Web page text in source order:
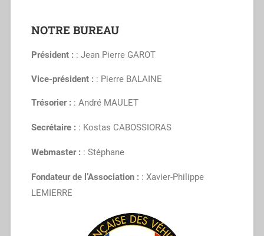
NOTRE BUREAU
Président :: Jean Pierre GAROT
Vice-président :: Pierre BALAINE
Trésorier :: André MAULET
Secrétaire :: Kostas CABOSSIORAS
Webmaster :: Stéphane
Fondateur de l’Association :: Xavier-Philippe
LEMIERRE